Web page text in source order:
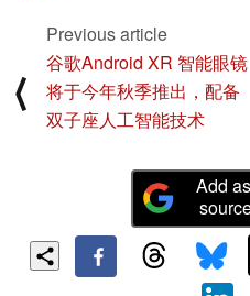
⟨
Previous article
谷歌Android XR 智能眼镜
将于今年秋季推出，配备
双子座人工智能技术
Add